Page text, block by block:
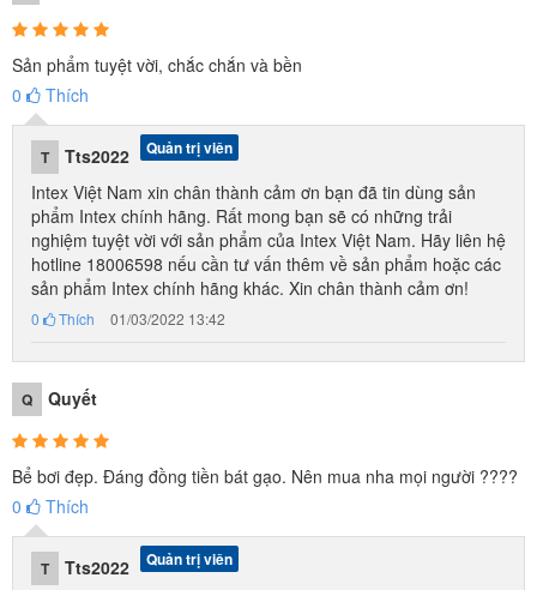
Phao bơi vòng đáng yêu cho bé INTEX 59241
Ưu điểm của dòngbể bơi lắp dựng
ra, dựng lên và cho nước vào sử dụng, không cần mất thời gian để
bơm hơi.
Sản phẩm tuyệt vời, chắc chắn và bền
0
Thích
T Tts2022 Quản trị viên
Intex Việt Nam xin chân thành cảm ơn bạn đã tin dùng sản
phẩm Intex chính hãng. Rất mong bạn sẽ có những trải
nghiệm tuyệt vời với sản phẩm của Intex Việt Nam. Hãy liên hệ
hotline 18006598 nếu cần tư vấn thêm về sản phẩm hoặc các
sản phẩm Intex chính hãng khác. Xin chân thành cảm ơn!
0 Thích 01/03/2022 13:42
Q Quyết
Bể bơi đẹp. Đáng đồng tiền bát gạo. Nên mua nha mọi người ????
0
Thích
T Tts2022 Quản trị viên